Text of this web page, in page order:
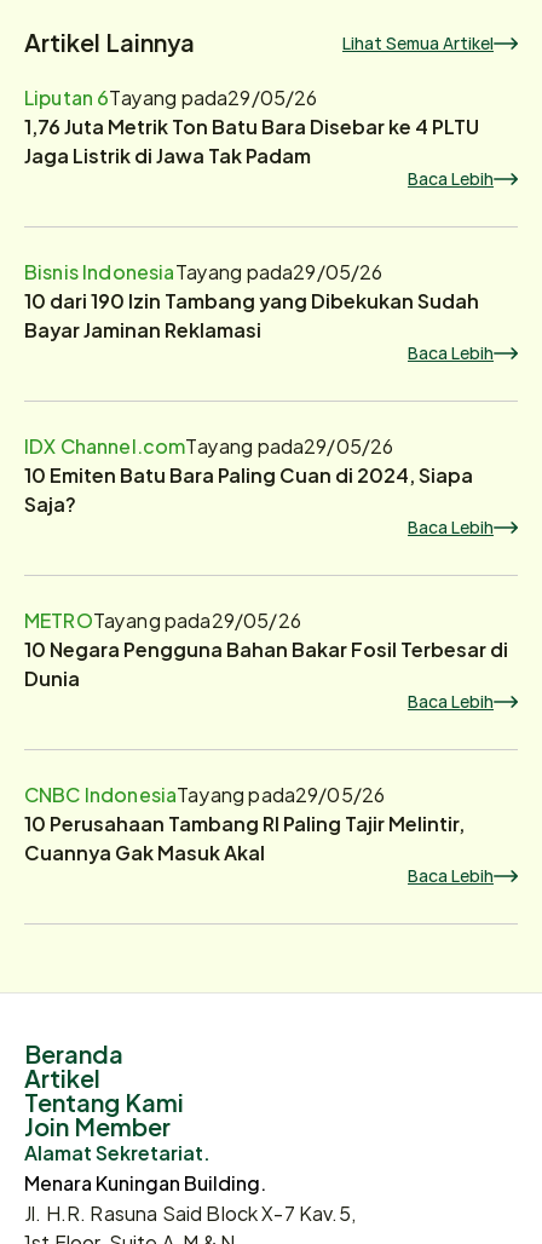
Artikel Lainnya Lihat Semua Artikel
Liputan 6Tayang pada29/05/26
1,76 Juta Metrik Ton Batu Bara Disebar ke 4 PLTU
Jaga Listrik di Jawa Tak Padam
Baca Lebih
Bisnis IndonesiaTayang pada29/05/26
10 dari 190 Izin Tambang yang Dibekukan Sudah
Bayar Jaminan Reklamasi
Baca Lebih
IDX Channel.comTayang pada29/05/26
10 Emiten Batu Bara Paling Cuan di 2024, Siapa
Saja?
Baca Lebih
METROTayang pada29/05/26
10 Negara Pengguna Bahan Bakar Fosil Terbesar di
Dunia
Baca Lebih
CNBC IndonesiaTayang pada29/05/26
10 Perusahaan Tambang RI Paling Tajir Melintir,
Cuannya Gak Masuk Akal
Baca Lebih
Beranda
Artikel
Tentang Kami
Join Member
Alamat Sekretariat.
Menara Kuningan Building.
Jl. H.R. Rasuna Said Block X-7 Kav.5,